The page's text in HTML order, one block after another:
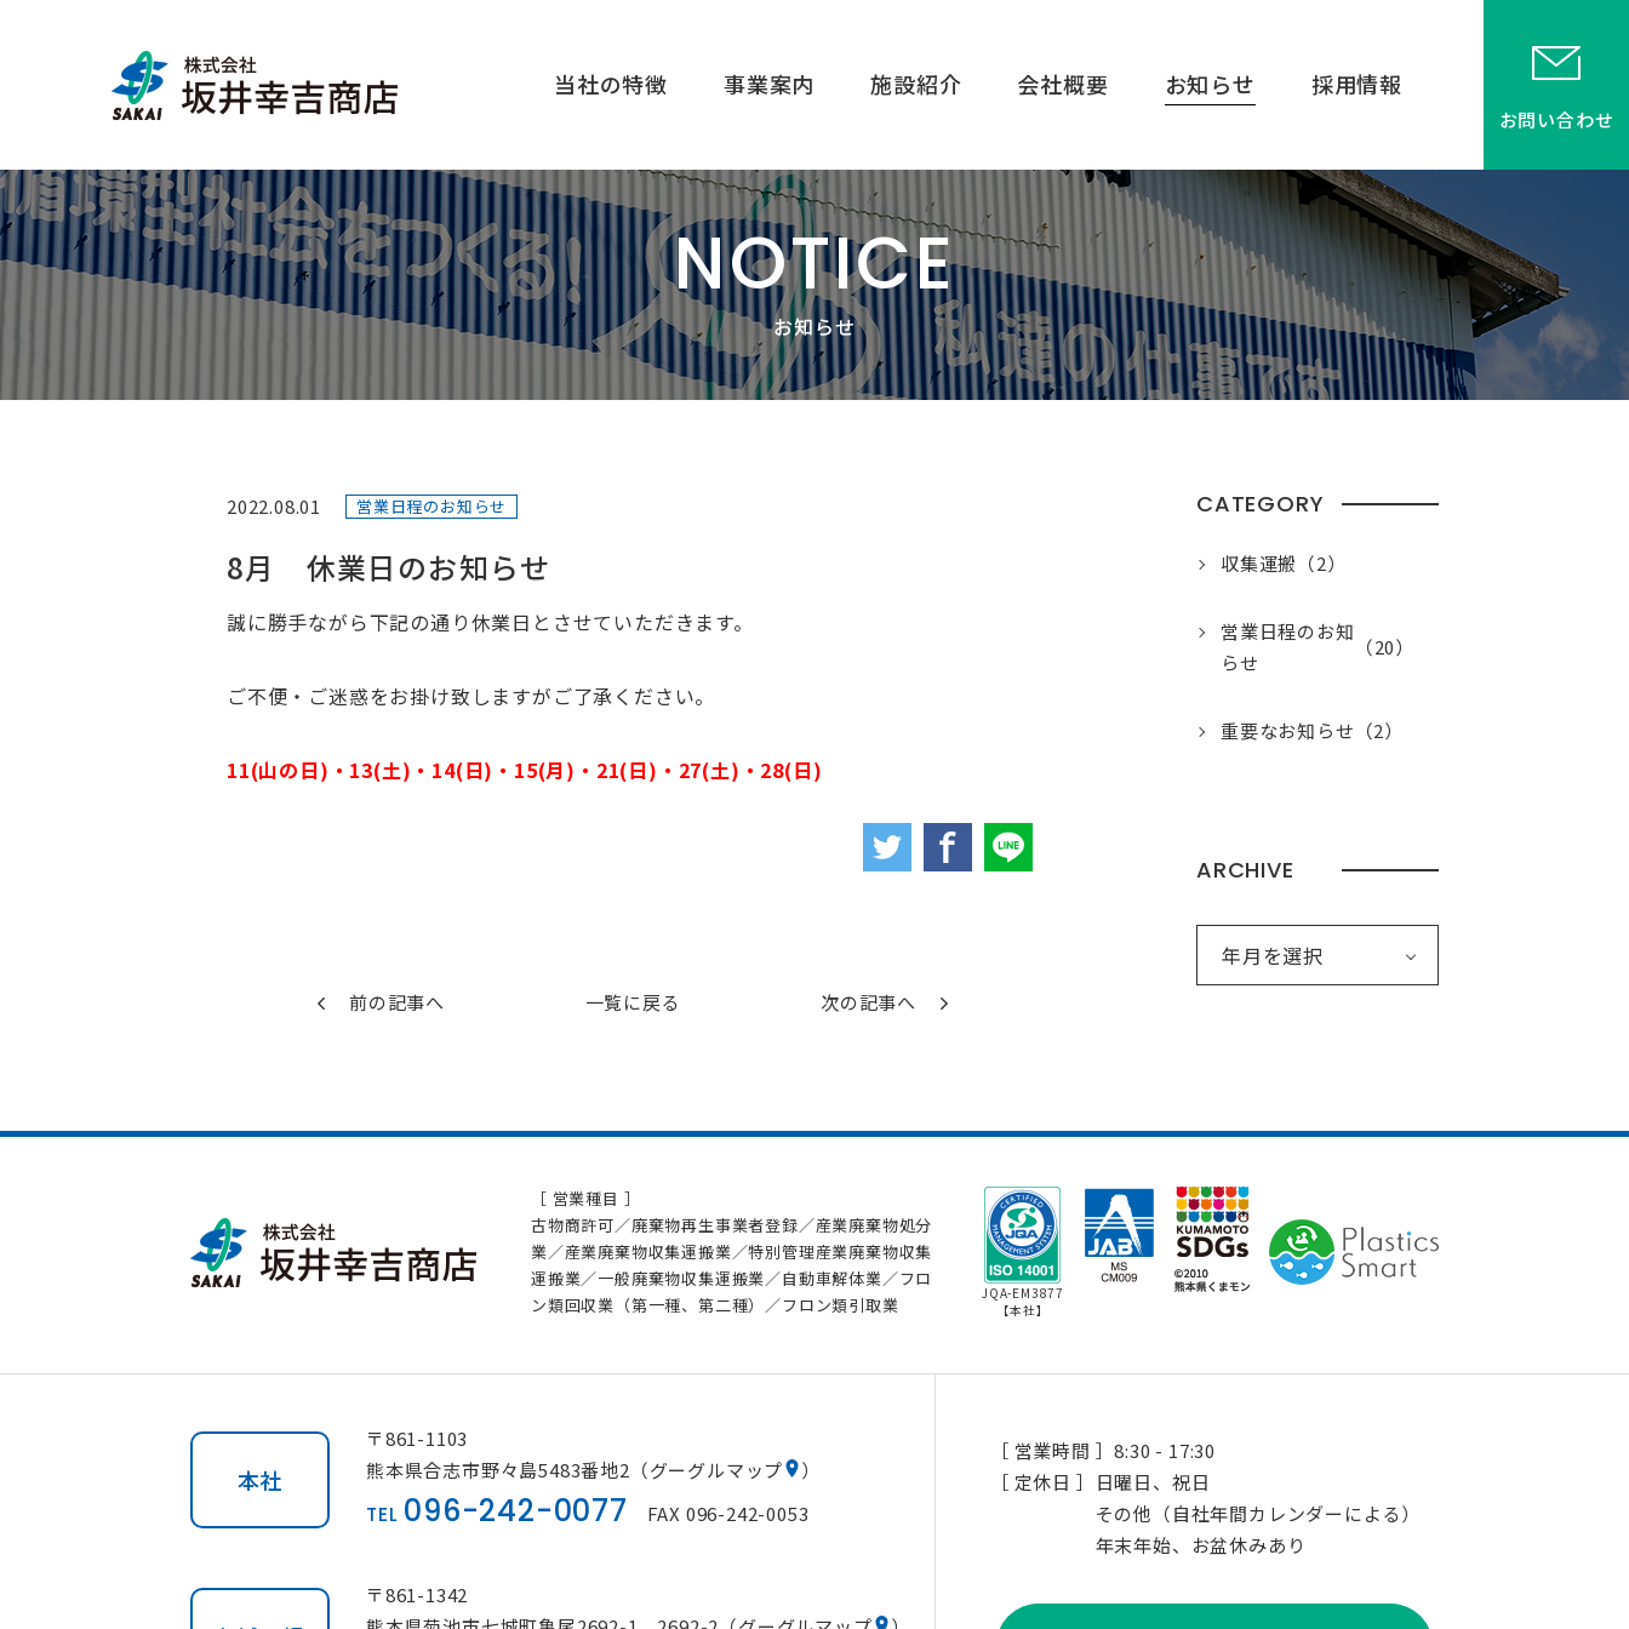
当社の特徴 事業案内 施設紹介 会社概要 お知らせ 採用情報
お問い合わせ
NOTICE
お知らせ
2022.08.01 営業日程のお知らせ
8月 休業日のお知らせ
誠に勝手ながら下記の通り休業日とさせていただきます。
ご不便・ご迷惑をお掛け致しますがご了承ください。
11(山の日)・13(土)・14(日)・15(月)・21(日)・27(土)・28(日)
前の記事へ 次の記事へ
一覧に戻る
CATEGORY
収集運搬 （2）
営業日程のお知
らせ
（20）
重要なお知らせ （2）
ARCHIVE
［ 営業種目 ］
古物商許可／廃棄物再生事業者登録／産業廃棄物処分
業／産業廃棄物収集運搬業／特別管理産業廃棄物収集
運搬業／一般廃棄物収集運搬業／自動車解体業／フロ
ン類回収業（第一種、第二種）／フロン類引取業
JQA-EM3877
【本社】
本社
〒861-1103
熊本県合志市野々島5483番地2 （グーグルマップ
）
TEL 096-242-0077 FAX 096-242-0053
〒861-1342
［ 営業時間 ］8:30 - 17:30
［ 定休日 ］
日曜日、祝日
その他（自社年間カレンダーによる）
年末年始、お盆休みあり